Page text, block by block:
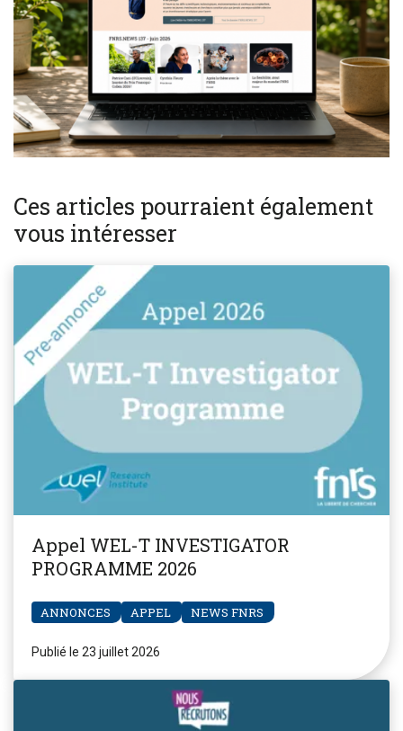
Ces articles pourraient également
vous intéresser
Appel WEL-T INVESTIGATOR
PROGRAMME 2026
ANNONCES APPEL NEWS FNRS
Publié le 23 juillet 2026